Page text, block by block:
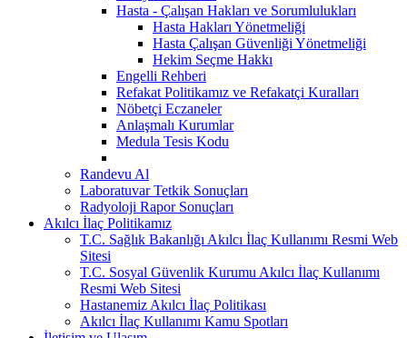
Hasta - Çalışan Hakları ve Sorumlulukları
Hasta Hakları Yönetmeliği
Hasta Çalışan Güvenliği Yönetmeliği
Hekim Seçme Hakkı
Engelli Rehberi
Refakat Politikamız ve Refakatçi Kuralları
Nöbetçi Eczaneler
Anlaşmalı Kurumlar
Medula Tesis Kodu
Randevu Al
Laboratuvar Tetkik Sonuçları
Radyoloji Rapor Sonuçları
Akılcı İlaç Politikamız
T.C. Sağlık Bakanlığı Akılcı İlaç Kullanımı Resmi Web
Sitesi
T.C. Sosyal Güvenlik Kurumu Akılcı İlaç Kullanımı
Resmi Web Sitesi
Hastanemiz Akılcı İlaç Politikası
Akılcı İlaç Kullanımı Kamu Spotları